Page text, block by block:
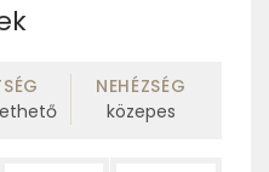
NEHÉZSÉG
közepes